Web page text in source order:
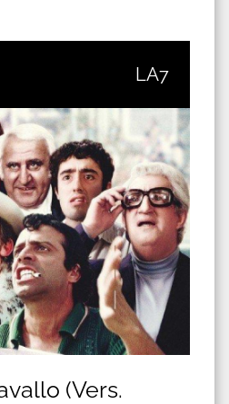
LA7
(Vers.